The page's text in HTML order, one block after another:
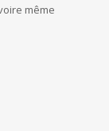
même